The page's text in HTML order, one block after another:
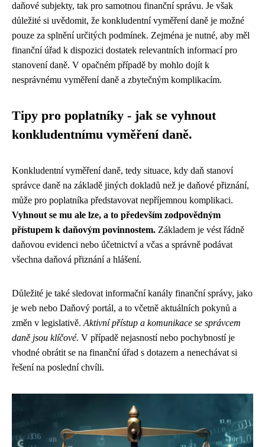
daňové subjekty, tak pro samotnou finanční správu. Je však
důležité si uvědomit, že konkludentní vyměření daně je možné
pouze za splnění určitých podmínek. Zejména je nutné, aby měl
finanční úřad k dispozici dostatek relevantních informací pro
stanovení daně. V opačném případě by mohlo dojít k
nesprávnému vyměření daně a zbytečným komplikacím.
Tipy pro poplatníky - jak se vyhnout
konkludentnímu vyměření daně.
Konkludentní vyměření daně, tedy situace, kdy daň stanoví
správce daně na základě jiných dokladů než je daňové přiznání,
může pro poplatníka představovat nepříjemnou komplikaci.
Vyhnout se mu ale lze, a to především zodpovědným
přístupem k daňovým povinnostem. Základem je vést řádně
daňovou evidenci nebo účetnictví a včas a správně podávat
všechna daňová přiznání a hlášení.
Důležité je také sledovat informační kanály finanční správy, jako
je web nebo Daňový portál, a to včetně aktuálních pokynů a
změn v legislativě. Aktivní přístup a komunikace se správcem
daně jsou klíčové. V případě nejasností nebo pochybností je
vhodné obrátit se na finanční úřad s dotazem a nenechávat si
řešení na poslední chvíli.